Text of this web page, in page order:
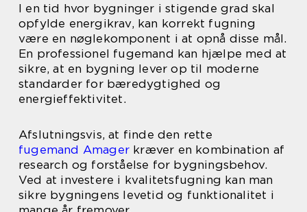
I en tid hvor bygninger i stigende grad skal
opfylde energikrav, kan korrekt fugning
være en nøglekomponent i at opnå disse mål.
En professionel fugemand kan hjælpe med at
sikre, at en bygning lever op til moderne
standarder for bæredygtighed og
energieffektivitet.
Afslutningsvis, at finde den rette
fugemand Amager kræver en kombination af
research og forståelse for bygningsbehov.
Ved at investere i kvalitetsfugning kan man
sikre bygningens levetid og funktionalitet i